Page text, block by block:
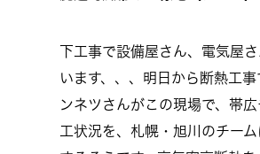
下工事で設備屋さん、電気屋
います、、、明日から断熱工
ンネツさんがこの現場で、帯
工状況を、札幌・旭川のチー